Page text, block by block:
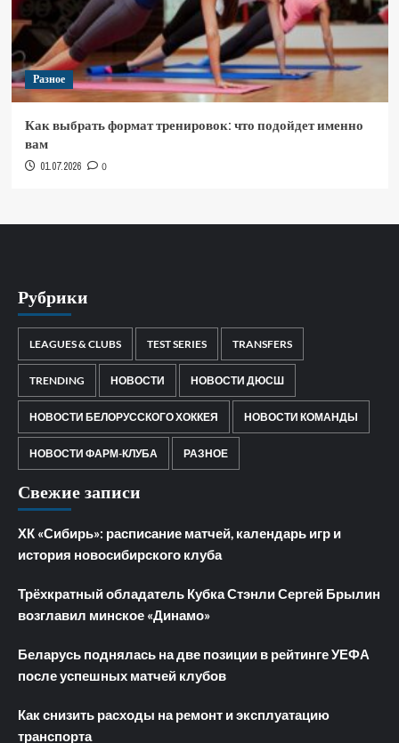
Разное
Как выбрать формат тренировок: что подойдет именно
вам
01.07.2026 0
Рубрики
LEAGUES & CLUBS TEST SERIES TRANSFERS
TRENDING НОВОСТИ НОВОСТИ ДЮСШ
НОВОСТИ БЕЛОРУССКОГО ХОККЕЯ НОВОСТИ КОМАНДЫ
НОВОСТИ ФАРМ-КЛУБА РАЗНОЕ
Свежие записи
ХК «Сибирь»: расписание матчей, календарь игр и
история новосибирского клуба
Трёхкратный обладатель Кубка Стэнли Сергей Брылин
возглавил минское «Динамо»
Беларусь поднялась на две позиции в рейтинге УЕФА
после успешных матчей клубов
Как снизить расходы на ремонт и эксплуатацию
транспорта